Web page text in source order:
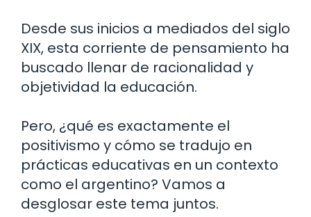
Desde sus inicios a mediados del siglo
XIX, esta corriente de pensamiento ha
buscado llenar de racionalidad y
objetividad la educación.
Pero, ¿qué es exactamente el
positivismo y cómo se tradujo en
prácticas educativas en un contexto
como el argentino? Vamos a
desglosar este tema juntos.